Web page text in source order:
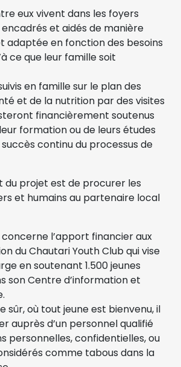
eux vivent dans les foyers
encadrés et aidés de manière
adaptée en fonction des besoins
ce que leur famille soit
en famille sur le plan des
et de la nutrition par des visites
financièrement soutenus
formation ou de leurs études
continu du processus de
du projet est de procurer les
et humains au partenaire local
l’apport financier aux
du Chautari Youth Club qui vise
en soutenant 1.500 jeunes
son Centre d’information et
sûr, où tout jeune est bienvenu, il
auprès d’un personnel qualifié
personnelles, confidentielles, ou
comme tabous dans la